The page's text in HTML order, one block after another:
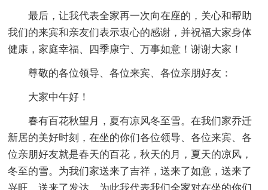
最后，让我代表全家再一次向在座的，关心和帮助
我们的来宾和亲友们表示衷心的感谢，并祝福大家身体
健康，家庭幸福、四季康宁、万事如意！谢谢大家！
尊敬的各位领导、各位来宾、各位亲朋好友：
大家中午好！
春有百花秋望月，夏有凉风冬至雪。在我们家乔迁
新居的美好时刻，在坐的你们各位领导、各位来宾、各
位亲朋好友就是春天的百花，秋天的月，夏天的凉风，
冬至的雪。为我们家送来了吉祥，送来了如意，送来了